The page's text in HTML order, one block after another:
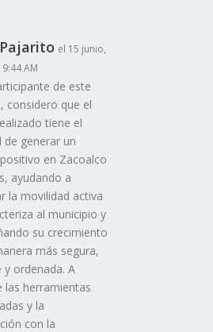
el 15 junio,
AM
de este
considero que el
tiene el
de generar un
en Zacoalco
ayudando a
la movilidad activa
al municipio y
su crecimiento
más segura,
y ordenada. A
las herramientas
y la
con la